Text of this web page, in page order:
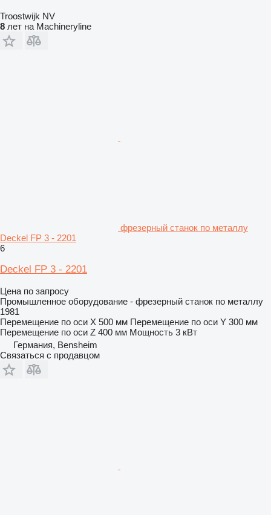
Troostwijk NV
8 лет на Machineryline
фрезерный станок по металлу
Deckel FP 3 - 2201
6
Deckel FP 3 - 2201
Цена по запросу
Промышленное оборудование - фрезерный станок по металлу
1981
Перемещение по оси X 500 мм Перемещение по оси Y 300 мм
Перемещение по оси Z 400 мм Мощность 3 кВт
Германия, Bensheim
Связаться с продавцом